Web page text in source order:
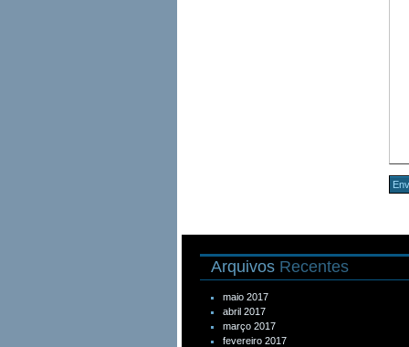
Arquivos Recentes
maio 2017
abril 2017
março 2017
fevereiro 2017